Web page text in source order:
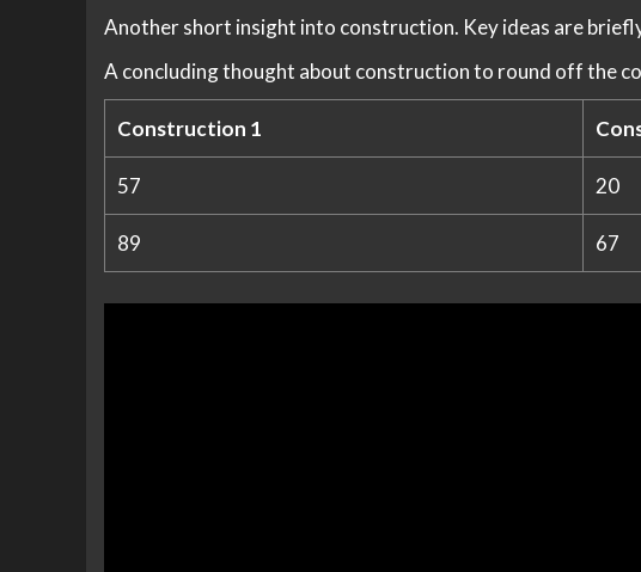
Another short insight into construction. Key ideas are
A concluding thought about construction to round off the
Construction 1
57 20
89 67